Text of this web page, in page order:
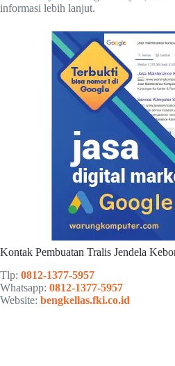
informasi lebih lanjut.
Kontak Pembuatan Tralis Jendela
Tlp: 0812-1377-5957
Whatsapp: 0812-1377-5957
Website: bengkellas.fki.co.id